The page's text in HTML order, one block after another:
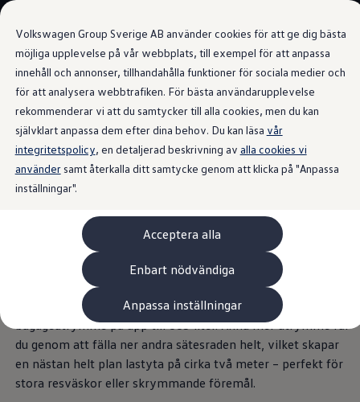
Volkswagen Group Sverige AB använder cookies för att ge dig bästa
möjliga upplevelse på vår webbplats, till exempel för att anpassa
innehåll och annonser, tillhandahålla funktioner för sociala medier och
för att analysera webbtrafiken. För bästa användarupplevelse
rekommenderar vi att du samtycker till alla cookies, men du kan
självklart anpassa dem efter dina behov. Du kan läsa vår
integritetspolicy, en detaljerad beskrivning av alla cookies vi
användersamt återkalla ditt samtycke genom att klicka på "Anpassa
inställningar".
Acceptera alla
Enbart nödvändiga
Anpassa inställningar
Gå till
huvudinnehåll
Gå till
sidfot
Bygg din bil
Nya bilar i lager
Golf Sportscombi
Pressen testar Golf Sportscombi
Lär dig om våra modellversioner
Boka provkörning
Äga
Service
Originalservice
Originalservice 4+
Skadereparation
ServiceCam
Service av elbilar
Tillbehör
Interiör- och exteriörskydd
Underhållning och elektronik
Laddbox och laddningskablar
Modellspecifika tillbehör
Däck och fälg
Delar
Utrymmeskoncept
Maximal plats. Full
flexibilitet.
Oavsett om det handlar om storhandling eller en
familjeutflykt erbjuder Tayron plats för nästan allt. Tack
vare den långa hjulbasen kan du njuta av ett
bagageutrymme på upp till 885 liter. Ännu mer utrymme får
du genom att fälla ner andra sätesraden helt, vilket skapar
en nästan helt plan lastyta på cirka två meter – perfekt för
stora resväskor eller skrymmande föremål.